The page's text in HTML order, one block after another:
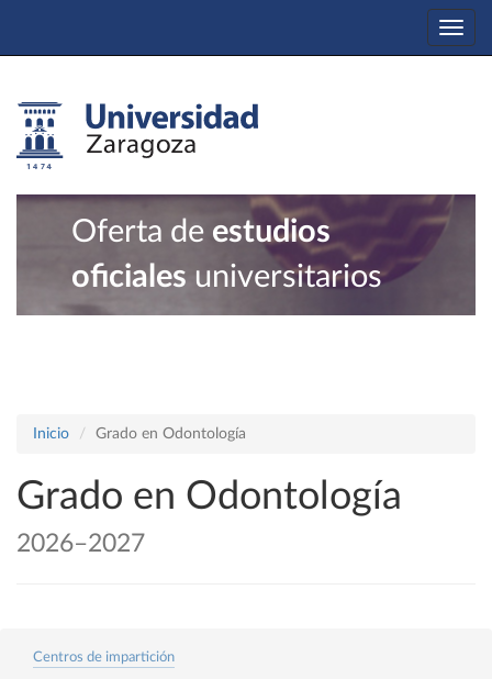
Oferta de estudios
oficiales universitarios
Inicio Grado en Odontología
Grado en Odontología
2026–2027
Centros de impartición